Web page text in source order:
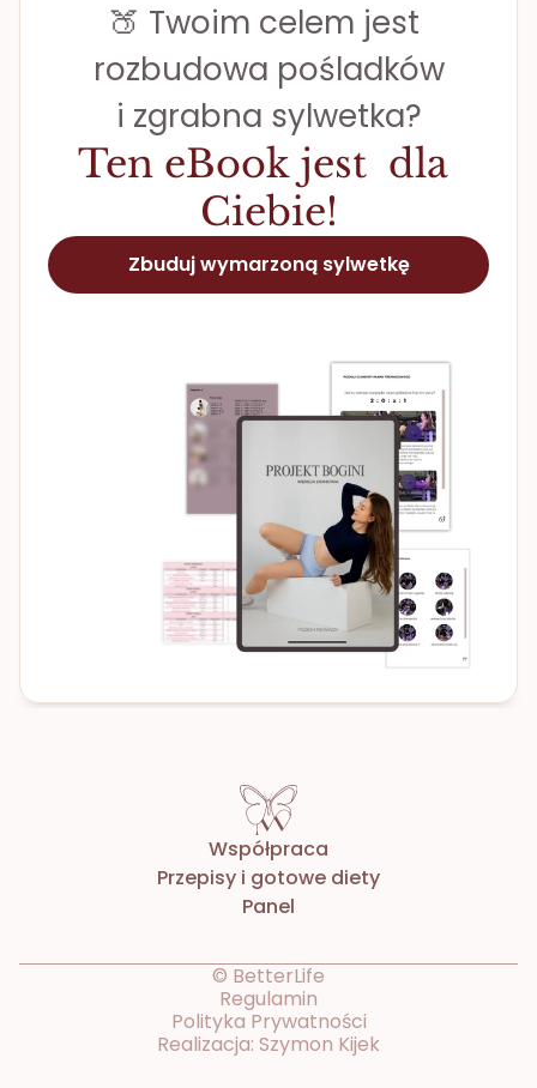
🍑 Twoim celem jest
rozbudowa pośladków
i zgrabna sylwetka?
Ten eBook jest  dla
Ciebie!
Zbuduj wymarzoną sylwetkę
Współpraca
Przepisy i gotowe diety
Panel
© BetterLife
Regulamin
Polityka Prywatności
Realizacja: Szymon Kijek